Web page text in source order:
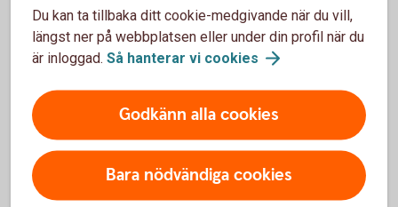
Alingsås Discgolf
2022
Vi har fått bidrag under
Du kan ta tillbaka ditt cookie-medgivande när du vill,
längst ner på webbplatsen eller under din profil när du
är inloggad. Så hanterar vi cookies
Godkänn alla cookies
Bara nödvändiga cookies